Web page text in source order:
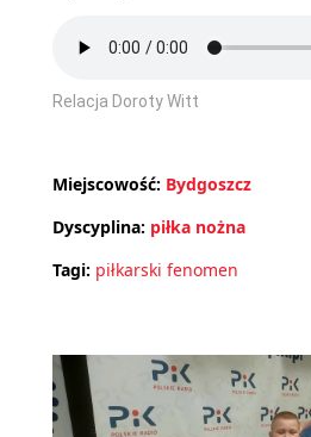
Relacja Doroty Witt
Miejscowość: Bydgoszcz
Dyscyplina: piłka nożna
Tagi: piłkarski fenomen